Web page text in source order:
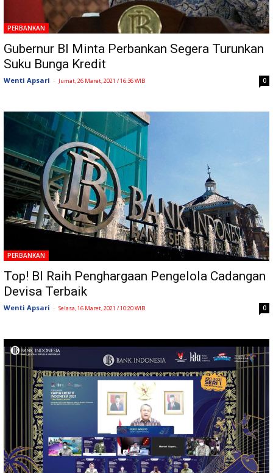
PERBANKAN
Gubernur BI Minta Perbankan Segera Turunkan
Suku Bunga Kredit
Wenti Apsari - Jumat, 26 Maret, 2021 / 16:36 WIB 0
PERBANKAN
Top! BI Raih Penghargaan Pengelola Cadangan
Devisa Terbaik
Wenti Apsari - Selasa, 16 Maret, 2021 / 10:20 WIB 0